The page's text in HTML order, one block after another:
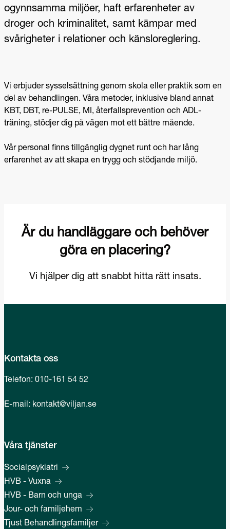
ogynnsamma miljöer, haft erfarenheter av
droger och kriminalitet, samt kämpar med
svårigheter i relationer och känsloreglering.
Vi erbjuder sysselsättning genom skola eller praktik som en
del av behandlingen. Våra metoder, inklusive bland annat
KBT, DBT, re-PULSE, MI, återfallsprevention och ADL-
träning, stödjer dig på vägen mot ett bättre mående.
Vår personal finns tillgänglig dygnet runt och har lång
erfarenhet av att skapa en trygg och stödjande miljö.
Kontakta oss
Telefon: 010-161 54 52
E-mail: kontakt@viljan.se
Våra tjänster
Socialpsykiatri
HVB - Vuxna
HVB - Barn och unga
Jour- och familjehem
Tjust Behandlingsfamiljer